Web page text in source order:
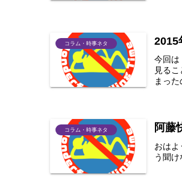
コラム・時事ネタ 2015
今回は
見る
まっ
コラム・時事ネタ 阿藤
おは
う聞け